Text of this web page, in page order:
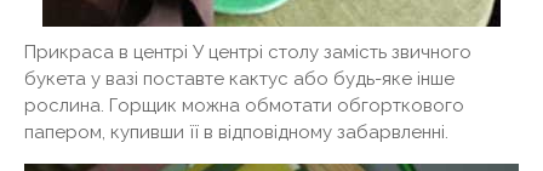
Прикраса в центрі У центрі столу замість звичного
букета у вазі поставте кактус або будь-яке інше
рослина. Горщик можна обмотати обгорткового
папером, купивши її в відповідному забарвленні.